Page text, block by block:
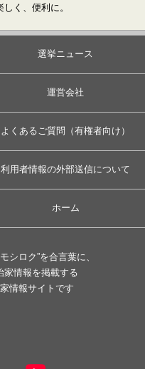
く、便利に。
選挙ニュース
運営会社
よくあるご質問（有権者向け）
利用者情報の外部送信について
ホーム
シロク”を合言葉に、
家情報を掲載する
情報サイトです